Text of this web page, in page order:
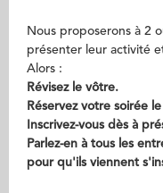
Nous proposerons à 2
présenter leur activité
Alors :
Révisez le vôtre.
Réservez votre soirée
Inscrivez-vous dès à
Parlez-en à tous les
pour qu'ils viennent